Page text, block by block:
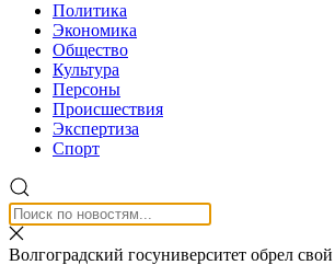
Политика
Экономика
Общество
Культура
Персоны
Происшествия
Экспертиза
Спорт
Волгоградский госуниверситет обрел